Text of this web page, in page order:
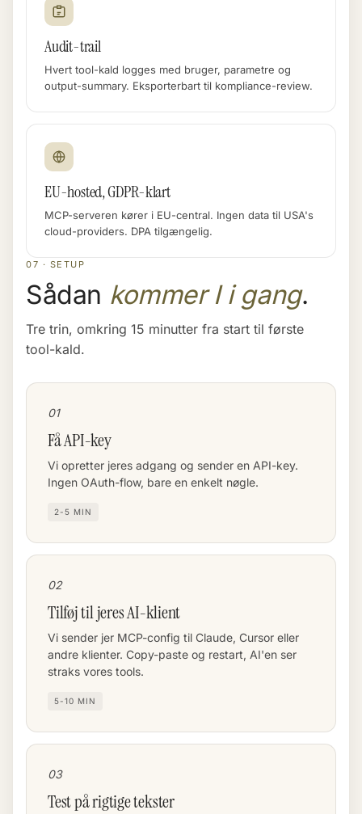
Audit-trail
Hvert tool-kald logges med bruger, parametre og
output-summary. Eksporterbart til kompliance-review.
EU-hosted, GDPR-klart
MCP-serveren kører i EU-central. Ingen data til USA's
cloud-providers. DPA tilgængelig.
07 · SETUP
Sådan kommer I i gang.
Tre trin, omkring 15 minutter fra start til første
tool-kald.
01
Få API-key
Vi opretter jeres adgang og sender en API-key.
Ingen OAuth-flow, bare en enkelt nøgle.
2-5 MIN
02
Tilføj til jeres AI-klient
Vi sender jer MCP-config til Claude, Cursor eller
andre klienter. Copy-paste og restart, AI'en ser
straks vores tools.
5-10 MIN
03
Test på rigtige tekster